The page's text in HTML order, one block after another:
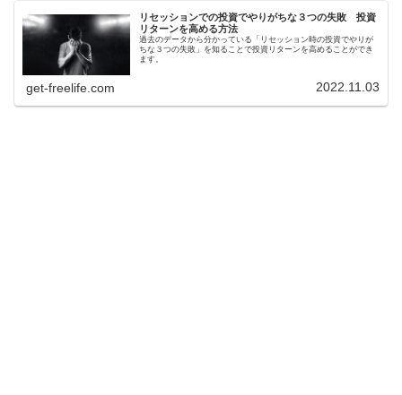
リセッションでの投資でやりがちな３つの失敗 投資
リターンを高める方法
過去のデータから分かっている「リセッション時の投資でやりが
ちな３つの失敗」を知ることで投資リターンを高めることができ
ます。
get-freelife.com 2022.11.03